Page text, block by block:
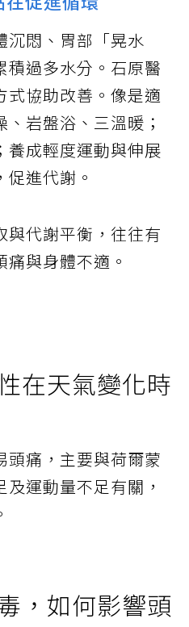
沉悶、胃部「晃水
積過多水分。石原醫
式協助改善。像是適
岩盤浴、三溫暖；
養成輕度運動與伸展
進代謝。
與代謝平衡，往往有
與身體不適。
在天氣變化時
頭痛，主要與荷爾蒙
運動量不足有關，
，如何影響頭